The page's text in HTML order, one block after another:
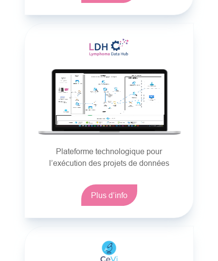
Plateforme technologique pour
l’exécution des projets de données
Plus d’info